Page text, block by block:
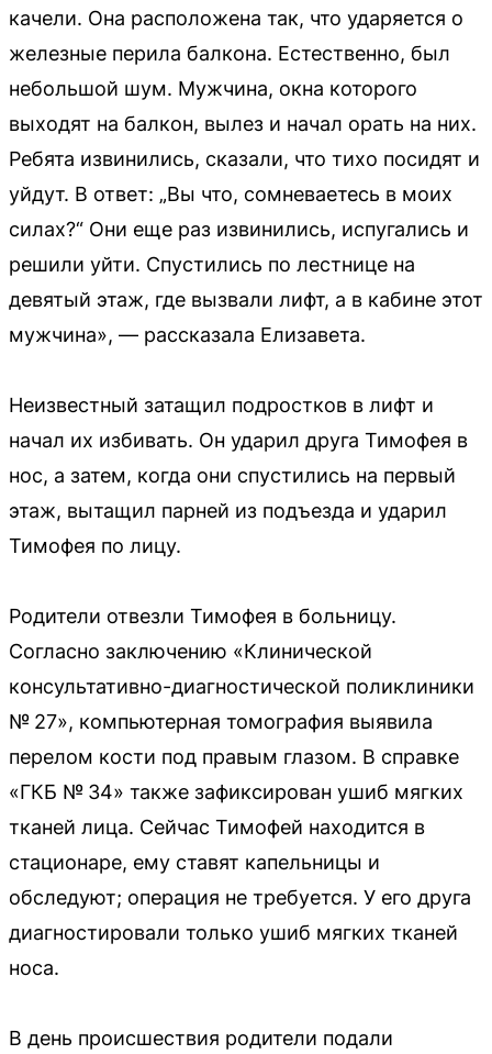
качели. Она расположена так, что ударяется о
железные перила балкона. Естественно, был
небольшой шум. Мужчина, окна которого
выходят на балкон, вылез и начал орать на них.
Ребята извинились, сказали, что тихо посидят и
уйдут. В ответ: „Вы что, сомневаетесь в моих
силах?“ Они еще раз извинились, испугались и
решили уйти. Спустились по лестнице на
девятый этаж, где вызвали лифт, а в кабине этот
мужчина», — рассказала Елизавета.
Неизвестный затащил подростков в лифт и
начал их избивать. Он ударил друга Тимофея в
нос, а затем, когда они спустились на первый
этаж, вытащил парней из подъезда и ударил
Тимофея по лицу.
Родители отвезли Тимофея в больницу.
Согласно заключению «Клинической
консультативно-диагностической поликлиники
№ 27», компьютерная томография выявила
перелом кости под правым глазом. В справке
«ГКБ № 34» также зафиксирован ушиб мягких
тканей лица. Сейчас Тимофей находится в
стационаре, ему ставят капельницы и
обследуют; операция не требуется. У его друга
диагностировали только ушиб мягких тканей
носа.
В день происшествия родители подали